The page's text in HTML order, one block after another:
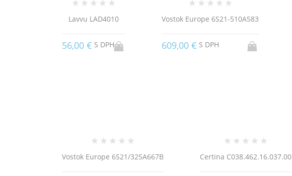
Lavvu LAD4010
56,00 € S DPH
Vostok Europe 6S21-510A583
609,00 € S DPH
Vostok Europe 6S21/325A667B Certina C038.462.16.037.00